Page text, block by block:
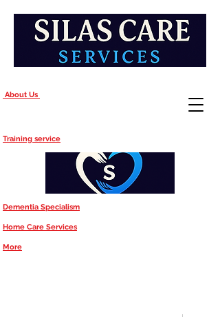
About Us
Training service
Dementia Specialism
Home Care Services
More